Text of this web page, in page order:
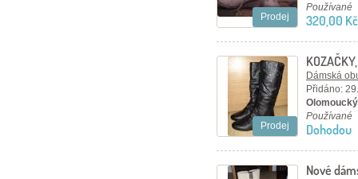
Prodej
Používané
320,00 Kč
Prodej
Dámská
Přidáno:
Používané
Dohodou
Nové